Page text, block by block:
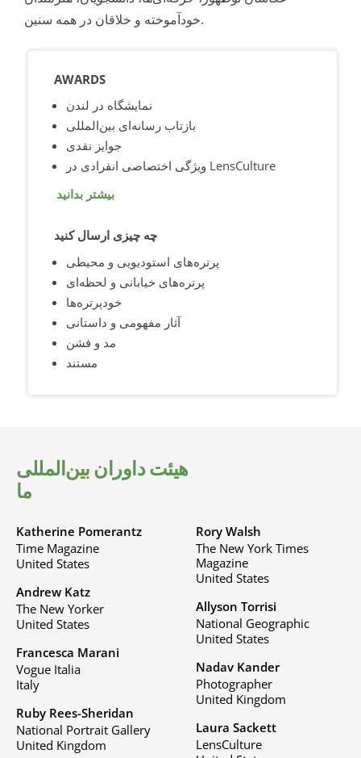
خودآموخته و خلاقان در همه سنین.
AWARDS
نمایشگاه در لندن
بازتاب رسانه‌ای بین‌المللی
جوایز نقدی
ویژگی اختصاصی انفرادی در LensCulture
بیشتر بدانید
چه چیزی ارسال کنید
پرتره‌های استودیویی و محیطی
پرتره‌های خیابانی و لحظه‌ای
خودپرتره‌ها
آثار مفهومی و داستانی
مد و فشن
مستند
هیئت داوران بین‌المللی
ما
Katherine Pomerantz
Time Magazine
United States
Andrew Katz
The New Yorker
United States
Francesca Marani
Vogue Italia
Italy
Ruby Rees-Sheridan
National Portrait Gallery
United Kingdom
Rory Walsh
The New York Times
Magazine
United States
Allyson Torrisi
National Geographic
United States
Nadav Kander
Photographer
United Kingdom
Laura Sackett
LensCulture